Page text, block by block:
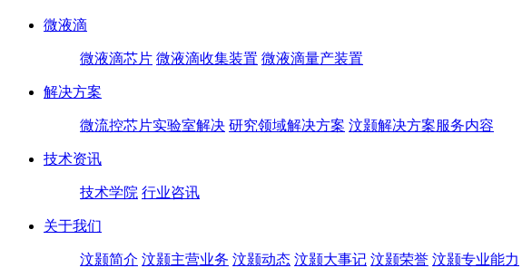
微液滴
微液滴芯片 微液滴收集装置 微液滴量产装置
解决方案
微流控芯片实验室解决 研究领域解决方案 汶颢解决方案服务内容
技术资讯
技术学院 行业咨讯
关于我们
汶颢简介 汶颢主营业务 汶颢动态 汶颢大事记 汶颢荣誉 汶颢专业能力